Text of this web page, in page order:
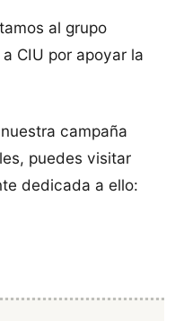
al grupo
CIU por apoyar la
campaña
puedes visitar
dedicada a ello: